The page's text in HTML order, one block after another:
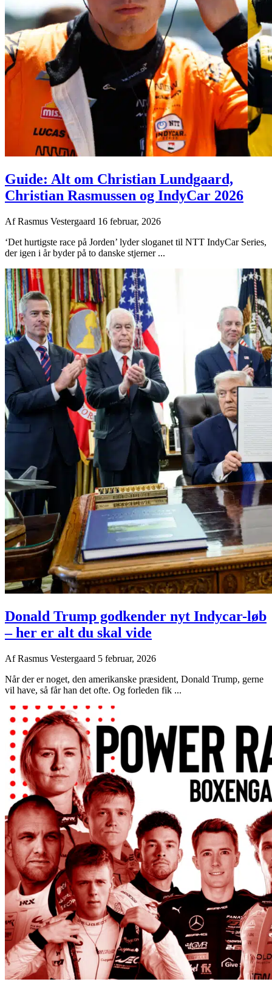
Guide: Alt om Christian Lundgaard,
Christian Rasmussen og IndyCar 2026
AfRasmus Vestergaard 16 februar, 2026
‘Det hurtigste race på Jorden’ lyder sloganet til NTT IndyCar Series,
der igen i år byder på to danske stjerner ...
Donald Trump godkender nyt Indycar-løb
– her er alt du skal vide
AfRasmus Vestergaard 5 februar, 2026
Når der er noget, den amerikanske præsident, Donald Trump, gerne
vil have, så får han det ofte. Og forleden fik ...